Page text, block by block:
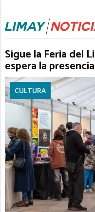
Sigue la Feria del
espera la
CULTURA